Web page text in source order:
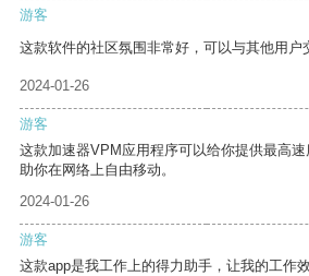
游客
这款软件的社区氛围非常好，可以与其他用户
2024-01-26
游客
这款加速器VPM应用程序可以给你提供最高
助你在网络上自由移动。
2024-01-26
游客
这款app是我工作上的得力助手，让我的工作